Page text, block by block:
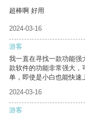
超棒啊 好用
2024-03-16
游客
我一直在寻找一款功能强
款软件的功能非常强大，
单，即使是小白也能快速
2024-03-16
游客